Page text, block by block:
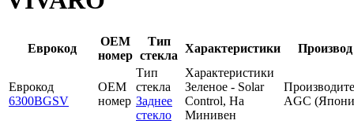
Еврокод
OEM
номер
Тип
стекла
Характеристики Производ
Еврокод
6300BGSV
OEM
номер
Тип
стекла
Заднее
стекло
Характеристики
Зеленое - Solar
Control, На
Минивен
AGC